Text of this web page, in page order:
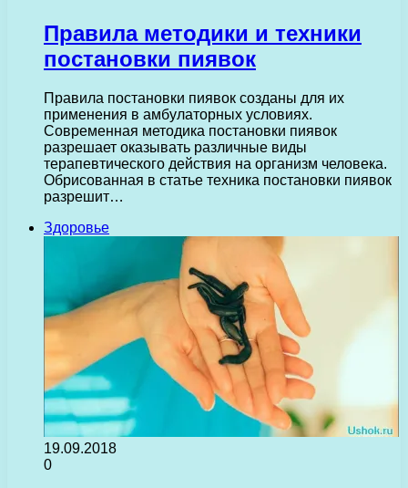
Правила методики и техники
постановки пиявок
Правила постановки пиявок созданы для их
применения в амбулаторных условиях.
Современная методика постановки пиявок
разрешает оказывать различные виды
терапевтического действия на организм человека.
Обрисованная в статье техника постановки пиявок
разрешит…
Здоровье
19.09.2018
0